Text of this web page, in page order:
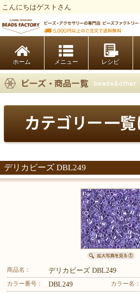
こんにちはゲストさん
ホーム レシピ
デリカビーズ DBL249
商品名： デリカビーズ DBL249
カラー番号： DBL249 カラー名：